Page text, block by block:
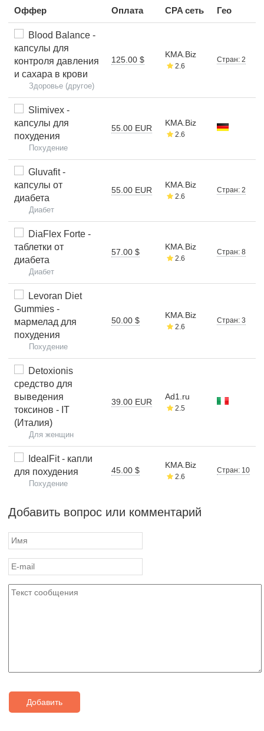
Оффер Оплата CPA сеть Гео
Blood Balance -
капсулы для
контроля давления
и сахара в крови
Здоровье (другое)
125.00 $
KMA.Biz
2.6
Стран: 2
Slimivex -
капсулы для
похудения
Похудение
55.00 EUR
KMA.Biz
2.6
Gluvafit -
капсулы от
диабета
Диабет
55.00 EUR
KMA.Biz
2.6
Стран: 2
DiaFlex Forte -
таблетки от
диабета
Диабет
57.00 $
KMA.Biz
2.6
Стран: 8
Levoran Diet
Gummies -
мармелад для
похудения
Похудение
50.00 $
KMA.Biz
2.6
Стран: 3
Detoxionis
средство для
выведения
токсинов - IT
(Италия)
Для женщин
39.00 EUR
Ad1.ru
2.5
IdealFit - капли
для похудения
Похудение
45.00 $
KMA.Biz
2.6
Стран: 10
Добавить вопрос или комментарий
Добавить